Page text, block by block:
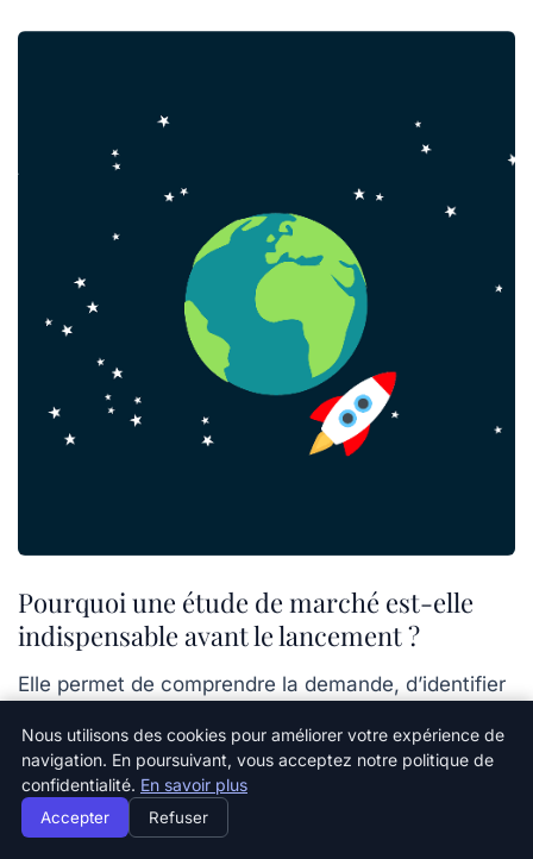
Pourquoi une étude de marché est-elle
indispensable avant le lancement ?
Elle permet de comprendre la demande, d’identifier
pour mieux positionner votre offre.
Comment bâtir un business plan efficace ?
Nous utilisons des cookies pour améliorer votre expérience de
navigation. En poursuivant, vous acceptez notre politique de
confidentialité. En savoir plus
Accepter Refuser